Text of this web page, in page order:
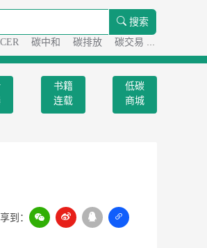
搜索
碳中和 碳排放 碳交易
书籍
连载
低碳
商城
到：